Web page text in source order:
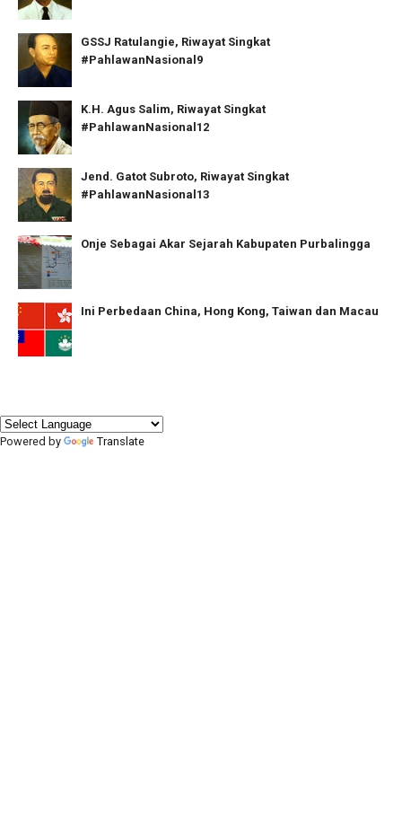
GSSJ Ratulangie, Riwayat Singkat
#PahlawanNasional9
K.H. Agus Salim, Riwayat Singkat
#PahlawanNasional12
Jend. Gatot Subroto, Riwayat Singkat
#PahlawanNasional13
Onje Sebagai Akar Sejarah Kabupaten Purbalingga
Ini Perbedaan China, Hong Kong, Taiwan dan Macau
Powered by Translate